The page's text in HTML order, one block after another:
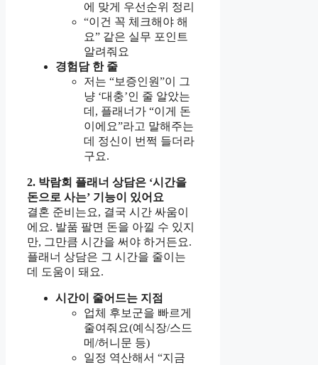
에 맞게 우선순위 정리
“이건 꼭 체크해야 해
요” 같은 실무 포인트
알려줘요
경험담 한 줄
저는 “보증인원”이 그
냥 ‘대충’인 줄 알았는
데, 플래너가 “이게 돈
이에요”라고 말해주는
데 정신이 번쩍 들더라
구요.
2. 박람회 플래너 상담은 ‘시간을
돈으로 사는’ 기능이 있어요
결혼 준비는요, 결국 시간 싸움이
에요. 발품 팔면 돈을 아낄 수 있지
만, 그만큼 시간을 써야 하거든요.
플래너 상담은 그 시간을 줄이는
데 도움이 돼요.
시간이 줄어드는 지점
업체 후보군을 빠르게
줄여줘요(예식장/스드
메/허니문 등)
일정 역산해서 “지금